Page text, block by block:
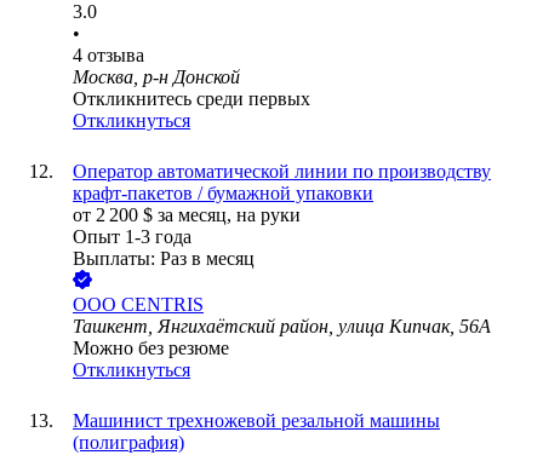
3.0
•
4 отзыва
Москва, р-н Донской
Откликнитесь среди первых
Откликнуться
Оператор автоматической линии по производству
крафт-пакетов / бумажной упаковки
от 2 200 $ за месяц, на руки
Опыт 1-3 года
Выплаты: Раз в месяц
ООО CENTRIS
Ташкент, Янгихаётский район, улица Кипчак, 56A
Можно без резюме
Откликнуться
Машинист трехножевой резальной машины
(полиграфия)